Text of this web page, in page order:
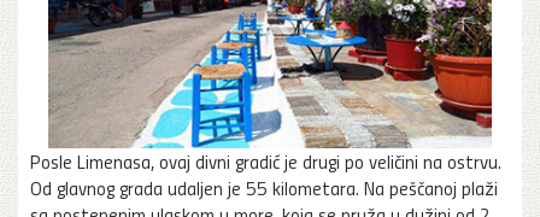
Posle Limenasa, ovaj divni gradić je drugi po veličini na ostrvu.
Od glavnog grada udaljen je 55 kilometara. Na peščanoj plaži